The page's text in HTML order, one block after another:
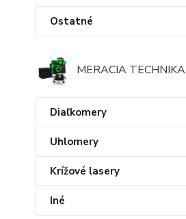
Ostatné
MERACIA TECHNIKA
Diaľkomery
Uhlomery
Krížové lasery
Iné